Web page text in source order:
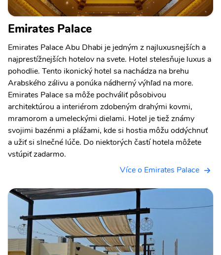
Emirates Palace
Emirates Palace Abu Dhabi je jedným z najluxusnejších a
najprestížnejších hotelov na svete. Hotel stelesňuje luxus a
pohodlie. Tento ikonický hotel sa nachádza na brehu
Arabského zálivu a ponúka nádherný výhľad na more.
Emirates Palace sa môže pochváliť pôsobivou
architektúrou a interiérom zdobeným drahými kovmi,
mramorom a umeleckými dielami. Hotel je tiež známy
svojimi bazénmi a plážami, kde si hostia môžu oddýchnuť
a užiť si slnečné lúče. Do niektorých častí hotela môžete
vstúpiť zadarmo.
Více o Emirates Palace